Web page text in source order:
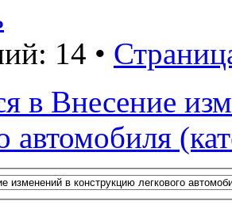
14 •
в Внесение
автомобиля